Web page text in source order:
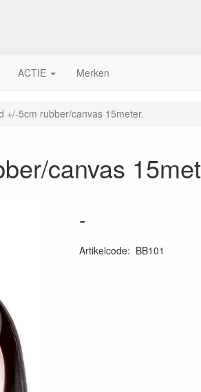
ACTIE Merken
+/-5cm rubber/canvas 15meter.
canvas
-
Artikelcode: BB101